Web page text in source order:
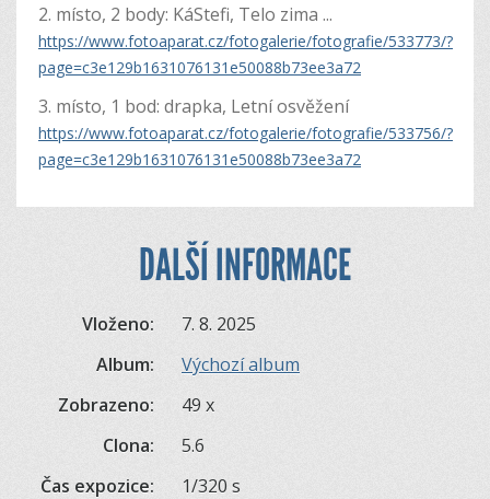
2. místo, 2 body: KáStefi, Telo zima ...
https://www.fotoaparat.cz/fotogalerie/fotografie/533773/?
page=c3e129b1631076131e50088b73ee3a72
3. místo, 1 bod: drapka, Letní osvěžení
https://www.fotoaparat.cz/fotogalerie/fotografie/533756/?
page=c3e129b1631076131e50088b73ee3a72
DALŠÍ INFORMACE
Vloženo:
7. 8. 2025
Album:
Výchozí album
Zobrazeno:
49 x
Clona:
5.6
Čas expozice:
1/320 s